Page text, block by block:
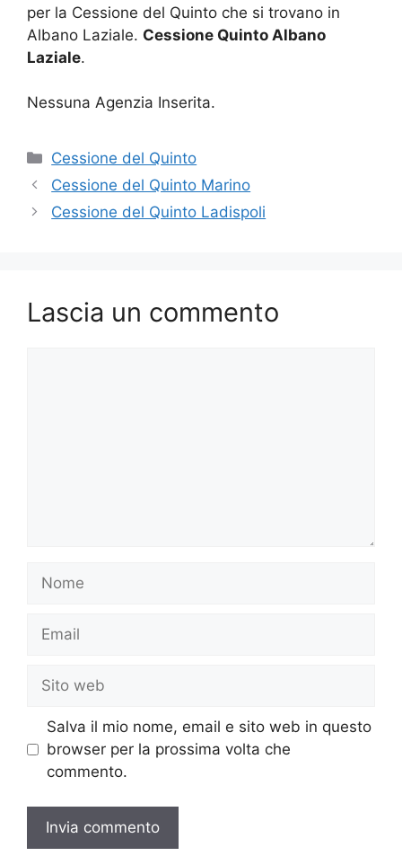
per la Cessione del Quinto che si trovano in
Albano Laziale. Cessione Quinto Albano
Laziale.
Nessuna Agenzia Inserita.
Categorie
Cessione del Quinto
Cessione del Quinto Marino
Cessione del Quinto Ladispoli
Lascia un commento
Nome
Email
Sito
web
Salva il mio nome, email e sito web in questo
browser per la prossima volta che
commento.